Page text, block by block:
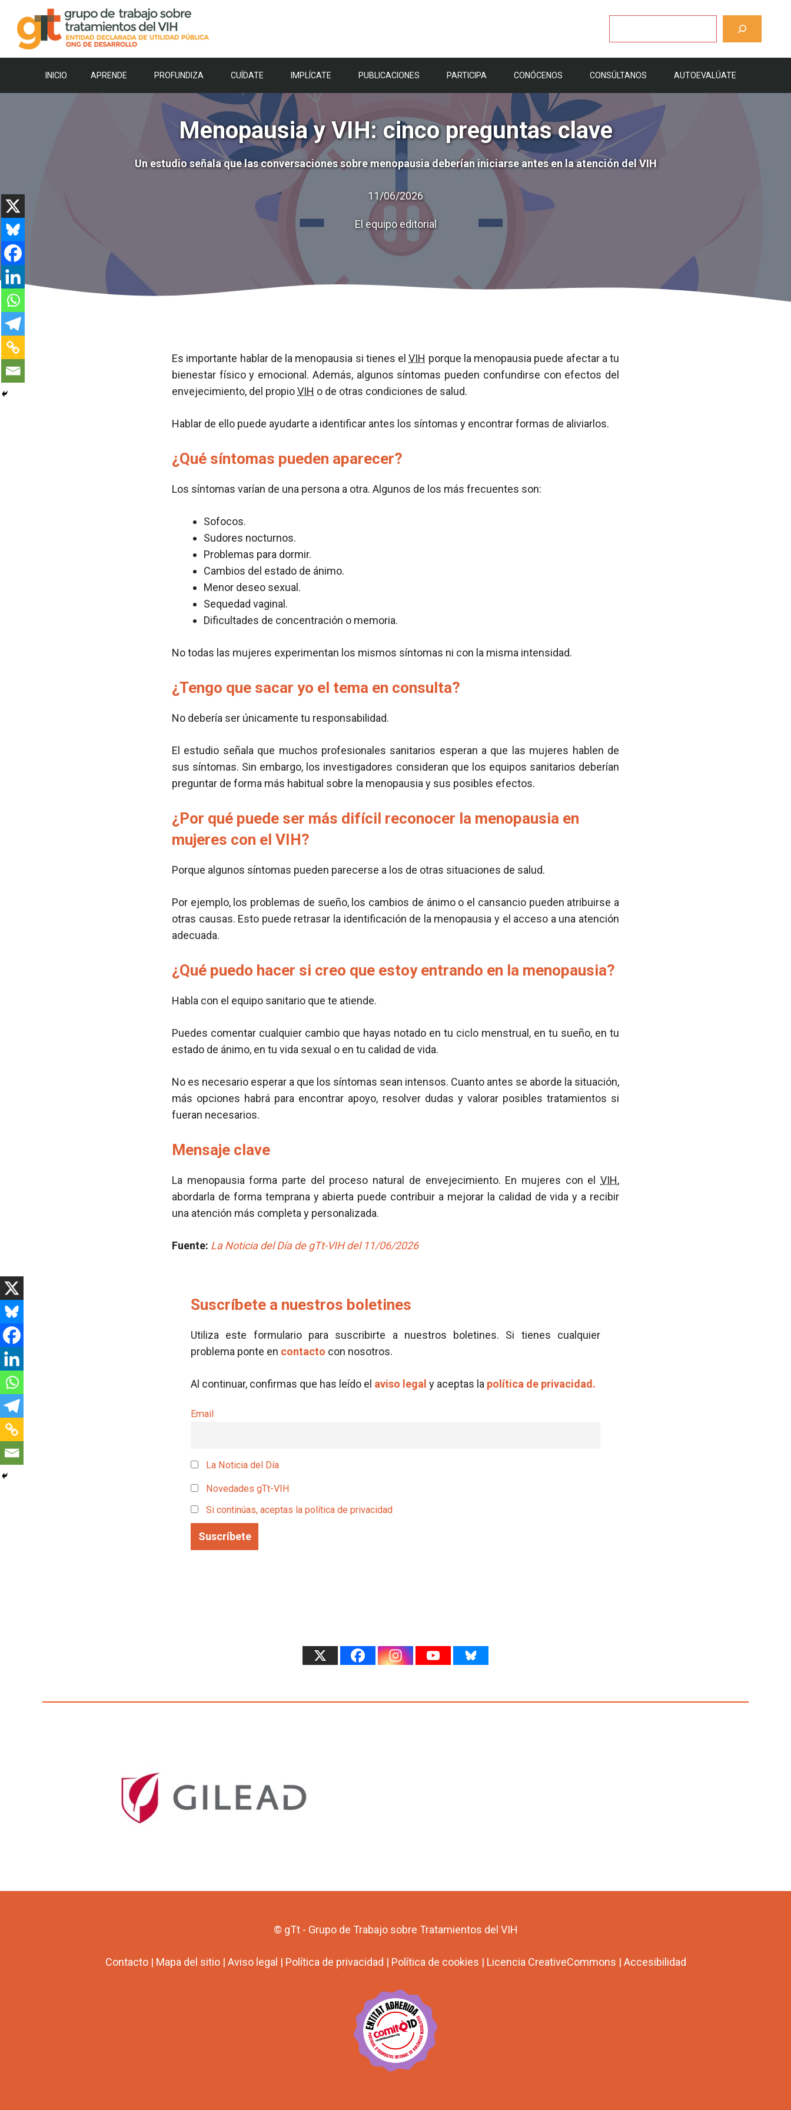
contenido
INICIO APRENDE PROFUNDIZA CUÍDATE IMPLÍCATE PUBLICACIONES PARTICIPA CONÓCENOS CONSÚLTANOS AUTOEVALÚATE
Menopausia y VIH: cinco preguntas clave
Un estudio señala que las conversaciones sobre menopausia deberían iniciarse antes en la atención del VIH
11/06/2026
El equipo editorial
Es importante hablar de la menopausia si tienes elVIH porque la menopausia puede afectar a tu
bienestar físico y emocional. Además, algunos síntomas pueden confundirse con efectos del
envejecimiento, del propioVIH o de otras condiciones de salud.
Hablar de ello puede ayudarte a identificar antes los síntomas y encontrar formas de aliviarlos.
¿Qué síntomas pueden aparecer?
Los síntomas varían de una persona a otra. Algunos de los más frecuentes son:
Sofocos.
Sudores nocturnos.
Problemas para dormir.
Cambios del estado de ánimo.
Menor deseo sexual.
Sequedad vaginal.
Dificultades de concentración o memoria.
No todas las mujeres experimentan los mismos síntomas ni con la misma intensidad.
¿Tengo que sacar yo el tema en consulta?
No debería ser únicamente tu responsabilidad.
El estudio señala que muchos profesionales sanitarios esperan a que las mujeres hablen de
sus síntomas. Sin embargo, los investigadores consideran que los equipos sanitarios deberían
preguntar de forma más habitual sobre la menopausia y sus posibles efectos.
¿Por qué puede ser más difícil reconocer la menopausia en
mujeres con el VIH?
Porque algunos síntomas pueden parecerse a los de otras situaciones de salud.
Por ejemplo, los problemas de sueño, los cambios de ánimo o el cansancio pueden atribuirse a
otras causas. Esto puede retrasar la identificación de la menopausia y el acceso a una atención
adecuada.
¿Qué puedo hacer si creo que estoy entrando en la menopausia?
Habla con el equipo sanitario que te atiende.
Puedes comentar cualquier cambio que hayas notado en tu ciclo menstrual, en tu sueño, en tu
estado de ánimo, en tu vida sexual o en tu calidad de vida.
No es necesario esperar a que los síntomas sean intensos. Cuanto antes se aborde la situación,
más opciones habrá para encontrar apoyo, resolver dudas y valorar posibles tratamientos si
fueran necesarios.
Mensaje clave
La menopausia forma parte del proceso natural de envejecimiento. En mujeres con el VIH,
abordarla de forma temprana y abierta puede contribuir a mejorar la calidad de vida y a recibir
una atención más completa y personalizada.
Fuente: La Noticia del Día de gTt-VIH del 11/06/2026
Suscríbete a nuestros boletines
Utiliza este formulario para suscribirte a nuestros boletines. Si tienes cualquier
problema ponte en contacto con nosotros.
Al continuar, confirmas que has leído el aviso legal y aceptas la política de privacidad.
Email
La Noticia del Día
Novedades gTt-VIH
Si continúas, aceptas la política de privacidad
© gTt - Grupo de Trabajo sobre Tratamientos del VIH
Contacto| Mapa del sitio| Aviso legal | Política de privacidad | Política de cookies | Licencia CreativeCommons | Accesibilidad